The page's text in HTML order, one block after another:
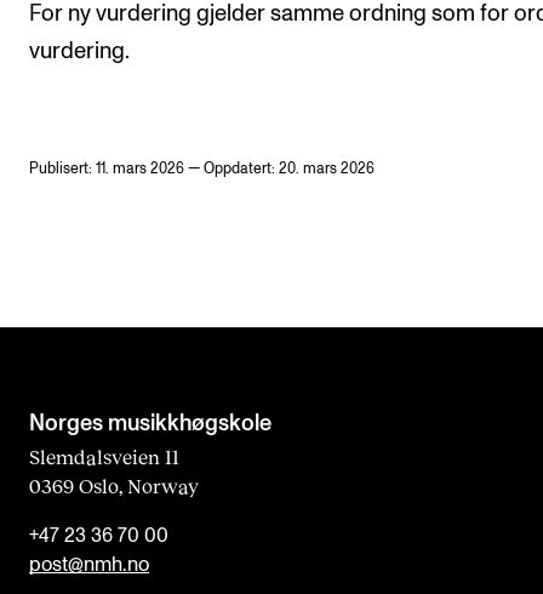
For ny vurdering gjelder samme ordning som for
vurdering.
Publisert: 11. mars 2026 — Oppdatert: 20. mars 2026
Norges musikk­høgskole
Slemdalsveien 11
0369 Oslo, Norway
+47 23 36 70 00
post@nmh.no